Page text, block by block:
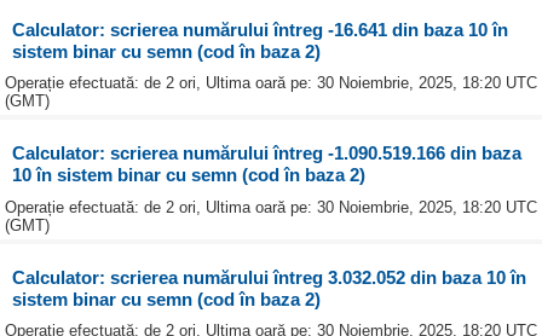
Calculator: scrierea numărului întreg -16.641 din baza 10 în
sistem binar cu semn (cod în baza 2)
Operație efectuată: de 2 ori, Ultima oară pe: 30 Noiembrie, 2025, 18:20 UTC
(GMT)
Calculator: scrierea numărului întreg -1.090.519.166 din baza
10 în sistem binar cu semn (cod în baza 2)
Operație efectuată: de 2 ori, Ultima oară pe: 30 Noiembrie, 2025, 18:20 UTC
(GMT)
Calculator: scrierea numărului întreg 3.032.052 din baza 10 în
sistem binar cu semn (cod în baza 2)
Operație efectuată: de 2 ori, Ultima oară pe: 30 Noiembrie, 2025, 18:20 UTC